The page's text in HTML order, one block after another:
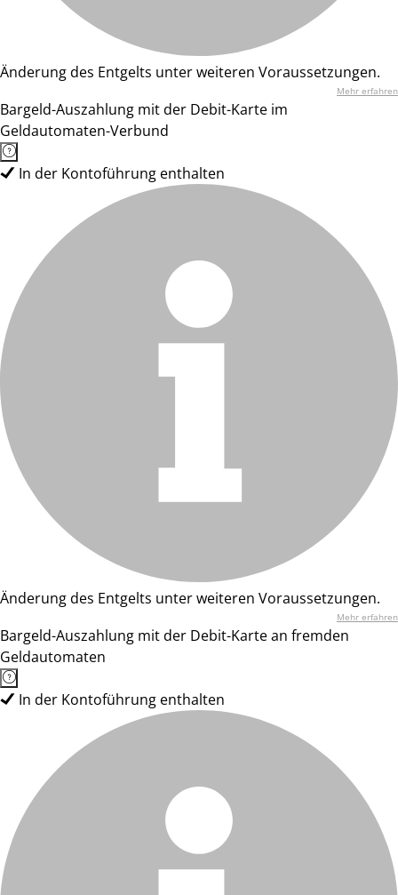
Änderung des Entgelts unter weiteren Voraussetzungen.
Mehr erfahren
Bargeld-Auszahlung mit der Debit-Karte im
Geldautomaten-Verbund
In der Kontoführung enthalten
Änderung des Entgelts unter weiteren Voraussetzungen.
Mehr erfahren
Bargeld-Auszahlung mit der Debit-Karte an fremden
Geldautomaten
In der Kontoführung enthalten